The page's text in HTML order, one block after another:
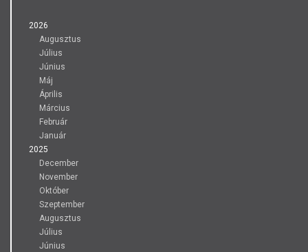
2026
Augusztus
Július
Június
Máj
Április
Március
Február
Január
2025
December
November
Október
Szeptember
Augusztus
Július
Június